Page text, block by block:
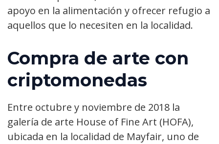
apoyo en la alimentación y ofrecer refugio a
aquellos que lo necesiten en la localidad.
Compra de arte con
criptomonedas
Entre octubre y noviembre de 2018 la
galería de arte House of Fine Art (HOFA),
ubicada en la localidad de Mayfair, uno de